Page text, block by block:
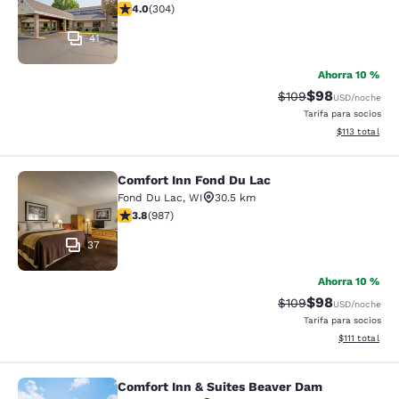
41
Calificación de 4.01 estrellas. Muy bueno. 304 reseñas
4.0(304)
Ahorra 10 %
Tarifa tachada:
$109Tarifa
$98USD/noche
Tarifa para socios
Ver detalles
$113 total
Comfort Inn Fond Du Lac
37
Comfort Inn Fond Du Lac
Fond Du Lac, WI
30.5 km
Calificación de 3.79 estrellas. Bueno. 987 reseñas
3.8(987)
Ahorra 10 %
Tarifa tachada:
$109Tarifa
$98USD/noche
Tarifa para socios
Ver detalles
$111 total
Comfort Inn & Suites Beaver Dam
Comfort Inn & Suites Beaver Dam